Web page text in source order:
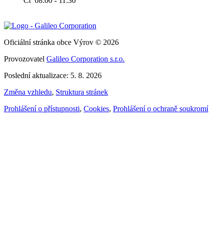
Oficiální stránka obce Výrov © 2026
Provozovatel Galileo Corporation s.r.o.
Poslední aktualizace: 5. 8. 2026
Změna vzhledu, Struktura stránek
Prohlášení o přístupnosti, Cookies, Prohlášení o ochraně soukromí